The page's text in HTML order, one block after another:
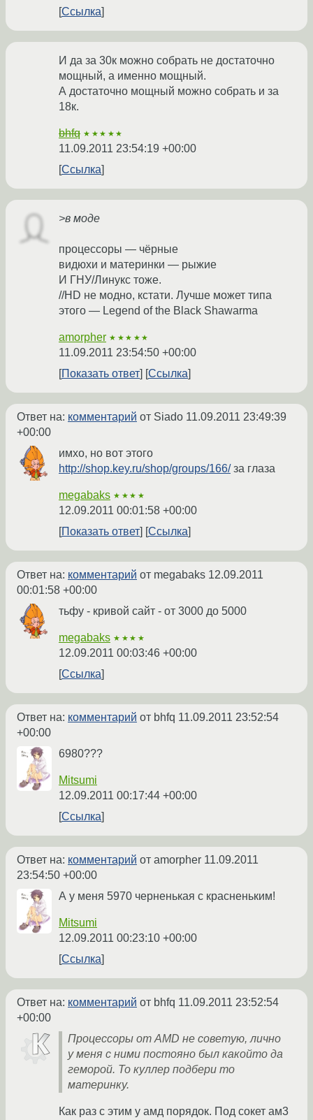
Ссылка
И да за 30к можно собрать не достаточно
мощный, а именно мощный.
А достаточно мощный можно собрать и за
18к.
bhfq ★★★★★
11.09.2011 23:54:19 +00:00
Ссылка
>в моде
процессоры — чёрные
видюхи и материнки — рыжие
И ГНУ/Линукс тоже.
//HD не модно, кстати. Лучше может типа
этого — Legend of the Black Shawarma
amorpher ★★★★★
11.09.2011 23:54:50 +00:00
Показать ответ
Ссылка
Ответ на: комментарий от Siado 11.09.2011 23:49:39
+00:00
имхо, но вот этого
http://shop.key.ru/shop/groups/166/за глаза
megabaks ★★★★
12.09.2011 00:01:58 +00:00
Показать ответ
Ссылка
Ответ на: комментарий от megabaks 12.09.2011
00:01:58 +00:00
тьфу - кривой сайт - от 3000 до 5000
megabaks ★★★★
12.09.2011 00:03:46 +00:00
Ссылка
Ответ на: комментарий от bhfq 11.09.2011 23:52:54
+00:00
6980???
Mitsumi
12.09.2011 00:17:44 +00:00
Ссылка
Ответ на: комментарий от amorpher 11.09.2011
23:54:50 +00:00
А у меня 5970 черненькая с красненьким!
Mitsumi
12.09.2011 00:23:10 +00:00
Ссылка
Ответ на: комментарий от bhfq 11.09.2011 23:52:54
+00:00
Процессоры от AMD не советую, лично
у меня с ними постояно был какойто да
геморой. То куллер подбери то
материнку.
Как раз с этим у амд порядок. Под сокет ам3